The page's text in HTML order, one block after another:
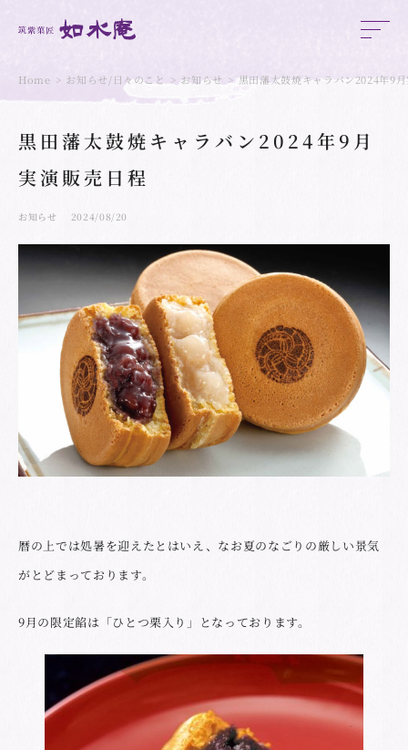
Home お知らせ/日々のこと お知らせ 黒田藩太鼓焼キャラバン2024年9
黒田藩太鼓焼キャラバン2024年9月
実演販売日程
お知らせ 2024/08/20
暦の上では処暑を迎えたとはいえ、なお夏のなごりの厳しい景気
がとどまっております。
9月の限定餡は「ひとつ栗入り」となっております。